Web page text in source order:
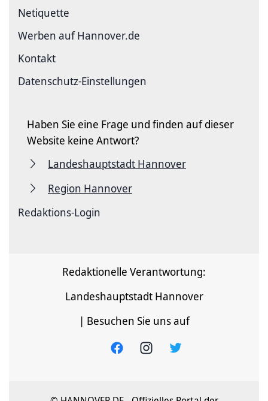
Netiquette
Werben auf Hannover.de
Kontakt
Datenschutz-Einstellungen
Haben Sie eine Frage und finden auf dieser
Website keine Antwort?
Landeshauptstadt Hannover
Region Hannover
Redaktions-Login
Redaktionelle Verantwortung:
Landeshauptstadt Hannover
| Besuchen Sie uns auf